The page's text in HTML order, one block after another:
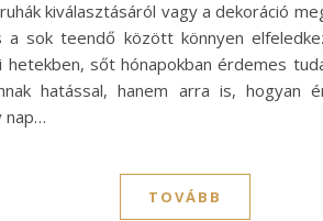
kiválasztásáról vagy a dekoráció
sok teendő között könnyen
sőt hónapokban érdemes
hatással, hanem arra is, hogyan
nap…
TOVÁBB